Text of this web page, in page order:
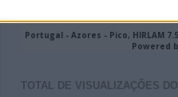
TOTAL DE VISUALIZAÇÕES DO